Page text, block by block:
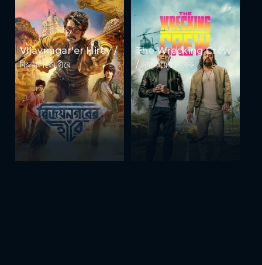
Vijaynagar'er Hirey /
বিজয়নগরের হীরে
The Wrecking Crew
/ দ্যা ওয়্রেকিং ক্রু